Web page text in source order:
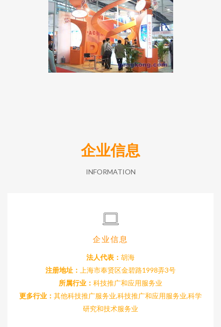
企业信息
INFORMATION
企业信息
法人代表： 胡海
注册地址：
上海市奉贤区金碧路1998弄3号
所属行业： 科技推广和应用服务业
更多行业： 其他科技推广服务业,科技推广和应用服务业,科学
研究和技术服务业